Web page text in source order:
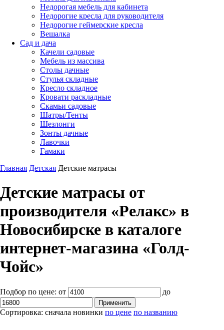
Недорогая мебель для кабинета
Недорогие кресла для руководителя
Недорогие геймерские кресла
Вешалка
Сад и дача
Качели садовые
Мебель из массива
Столы дачные
Стулья складные
Кресло складное
Кровати раскладные
Скамьи садовые
Шатры/Тенты
Шезлонги
Зонты дачные
Лавочки
Гамаки
Главная Детская Детские матрасы
Детские матрасы от
производителя «Релакс» в
Новосибирске в каталоге
интернет-магазина «Голд-
Чойс»
Подбор по цене: от до
Сортировка: сначала новинки по цене по названию